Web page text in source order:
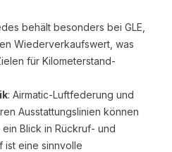
behält besonders bei GLE,
Wiederverkaufswert, was
für Kilometerstand-
: Airmatic-Luftfederung und
Ausstattungslinien können
Blick in Rückruf- und
ist eine sinnvolle